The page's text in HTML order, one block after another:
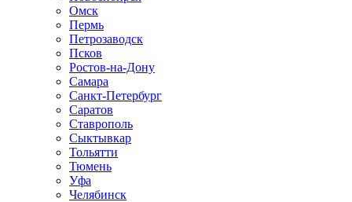
Омск
Пермь
Петрозаводск
Псков
Ростов-на-Дону
Самара
Санкт-Петербург
Саратов
Ставрополь
Сыктывкар
Тольятти
Тюмень
Уфа
Челябинск